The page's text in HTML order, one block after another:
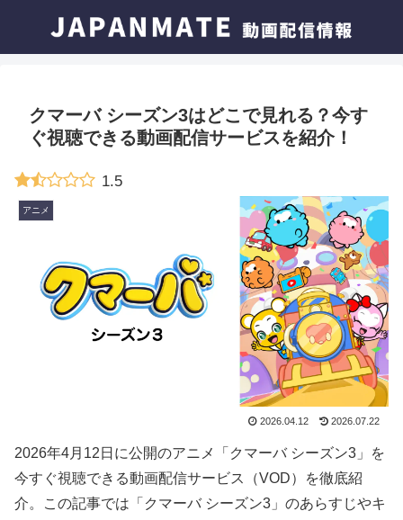
クマーバ シーズン3はどこで見れる？今す
ぐ視聴できる動画配信サービスを紹介！
1.5
アニメ
2026.04.12 2026.07.22
2026年4月12日に公開のアニメ「クマーバ シーズン3」を
今すぐ視聴できる動画配信サービス（VOD）を徹底紹
介。この記事では「クマーバ シーズン3」のあらすじやキ